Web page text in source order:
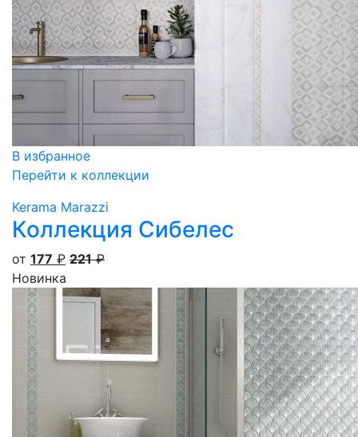
В избранное
Перейти к коллекции
Kerama Marazzi
Коллекция Сибелес
от 177 ₽ 221₽
Новинка